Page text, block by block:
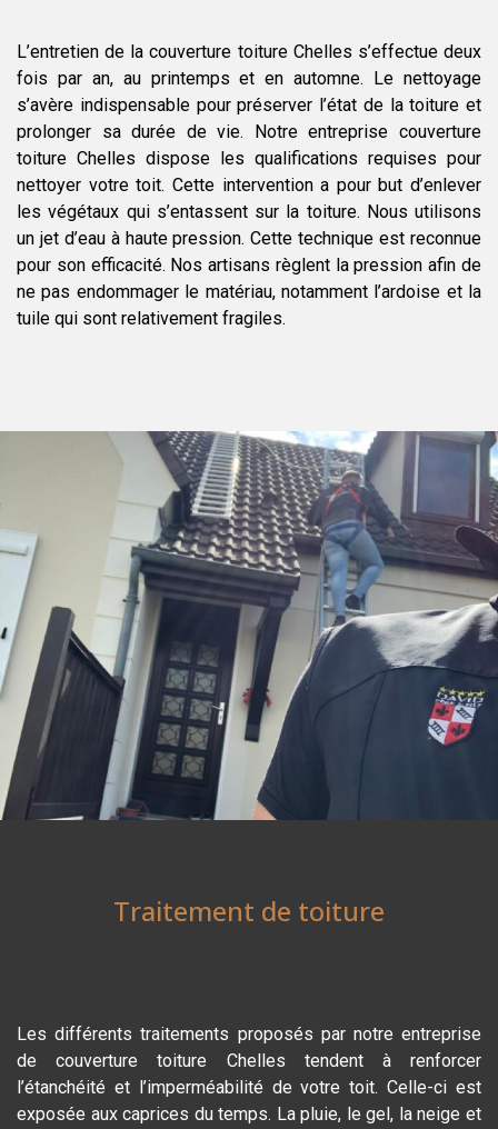
L’entretien de la couverture toiture Chelles s’effectue deux
fois par an, au printemps et en automne. Le nettoyage
s’avère indispensable pour préserver l’état de la toiture et
prolonger sa durée de vie. Notre entreprise couverture
toiture Chelles dispose les qualifications requises pour
nettoyer votre toit. Cette intervention a pour but d’enlever
les végétaux qui s’entassent sur la toiture. Nous utilisons
un jet d’eau à haute pression. Cette technique est reconnue
pour son efficacité. Nos artisans règlent la pression afin de
ne pas endommager le matériau, notamment l’ardoise et la
tuile qui sont relativement fragiles.
Traitement de toiture
Les différents traitements proposés par notre entreprise
de couverture toiture Chelles tendent à renforcer
l’étanchéité et l’imperméabilité de votre toit. Celle-ci est
exposée aux caprices du temps. La pluie, le gel, la neige et